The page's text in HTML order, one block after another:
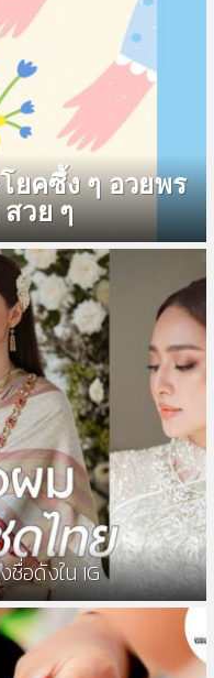
ยคซึ้ง ๆ อวยพร
วย ๆ
ชื่อดังใน IG